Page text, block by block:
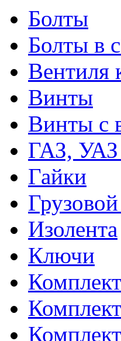
Болты
Болты в
Вентиля
Винты
Винты с
ГАЗ, УАЗ
Гайки
Изолента
Ключи